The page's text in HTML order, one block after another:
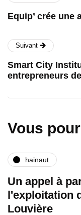
Equip’ crée une
Suivant
Smart City
entrepreneurs
Vous
hainaut
Un appel à
l'exploitation
Louvière